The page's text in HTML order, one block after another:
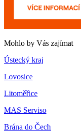
Mohlo by Vás zajímat
Ústecký kraj
Lovosice
Litoměřice
MAS Serviso
Brána do Čech